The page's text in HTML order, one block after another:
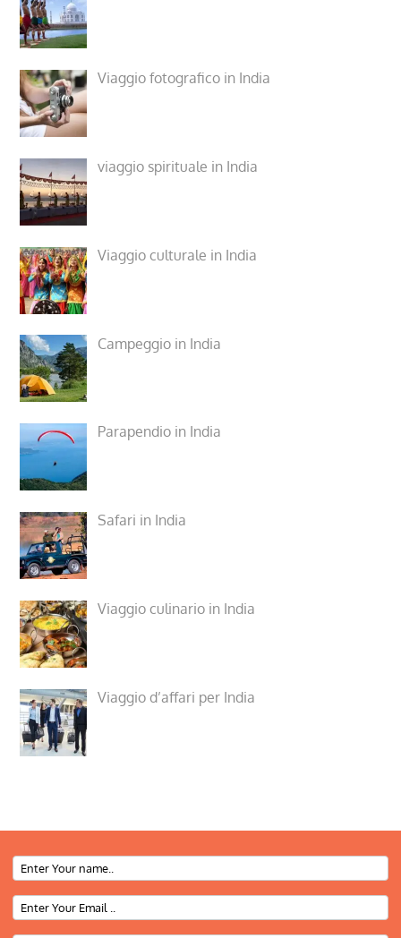
Viaggio fotografico in India
viaggio spirituale in India
Viaggio culturale in India
Campeggio in India
Parapendio in India
Safari in India
Viaggio culinario in India
Viaggio d’affari per India